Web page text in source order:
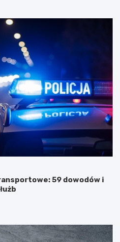
59 dowodów i